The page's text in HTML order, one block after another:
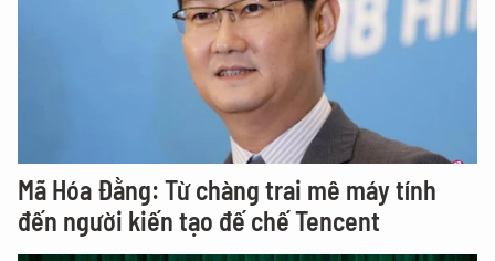
Mã Hóa Đằng: Từ chàng trai mê máy tính
đến người kiến tạo đế chế Tencent